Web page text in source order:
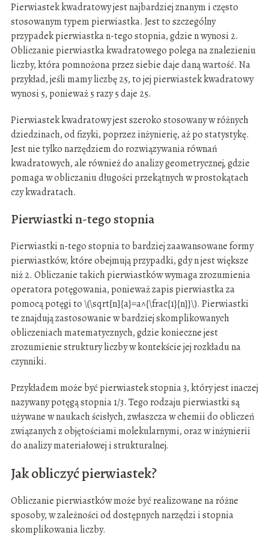
Pierwiastek kwadratowy jest najbardziej znanym i często
stosowanym typem pierwiastka. Jest to szczególny
przypadek pierwiastka n-tego stopnia, gdzie n wynosi 2.
Obliczanie pierwiastka kwadratowego polega na znalezieniu
liczby, która pomnożona przez siebie daje daną wartość. Na
przykład, jeśli mamy liczbę 25, to jej pierwiastek kwadratowy
wynosi 5, ponieważ 5 razy 5 daje 25.
Pierwiastek kwadratowy jest szeroko stosowany w różnych
dziedzinach, od fizyki, poprzez inżynierię, aż po statystykę.
Jest nie tylko narzędziem do rozwiązywania równań
kwadratowych, ale również do analizy geometrycznej, gdzie
pomaga w obliczaniu długości przekątnych w prostokątach
czy kwadratach.
Pierwiastki n-tego stopnia
Pierwiastki n-tego stopnia to bardziej zaawansowane formy
pierwiastków, które obejmują przypadki, gdy n jest większe
niż 2. Obliczanie takich pierwiastków wymaga zrozumienia
operatora potęgowania, ponieważ zapis pierwiastka za
pomocą potęgi to \(\sqrt[n]{a}=a^{\frac{1}{n}}\). Pierwiastki
te znajdują zastosowanie w bardziej skomplikowanych
obliczeniach matematycznych, gdzie konieczne jest
zrozumienie struktury liczby w kontekście jej rozkładu na
czynniki.
Przykładem może być pierwiastek stopnia 3, który jest inaczej
nazywany potęgą stopnia 1/3. Tego rodzaju pierwiastki są
używane w naukach ścisłych, zwłaszcza w chemii do obliczeń
związanych z objętościami molekularnymi, oraz w inżynierii
do analizy materiałowej i strukturalnej.
Jak obliczyć pierwiastek?
Obliczanie pierwiastków może być realizowane na różne
sposoby, w zależności od dostępnych narzędzi i stopnia
skomplikowania liczby.